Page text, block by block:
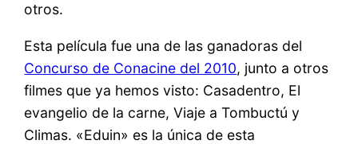
otros.
Esta película fue una de las ganadoras del
Concurso de Conacine del 2010, junto a otros
filmes que ya hemos visto: Casadentro, El
evangelio de la carne, Viaje a Tombuctú y
Climas. «Eduin» es la única de esta